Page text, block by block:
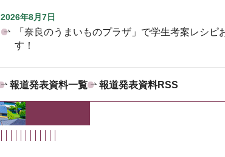
2026年8月7日
「奈良のうまいものプラザ」で学生考案レシピ
す！
報道発表資料一覧 報道発表資料RSS